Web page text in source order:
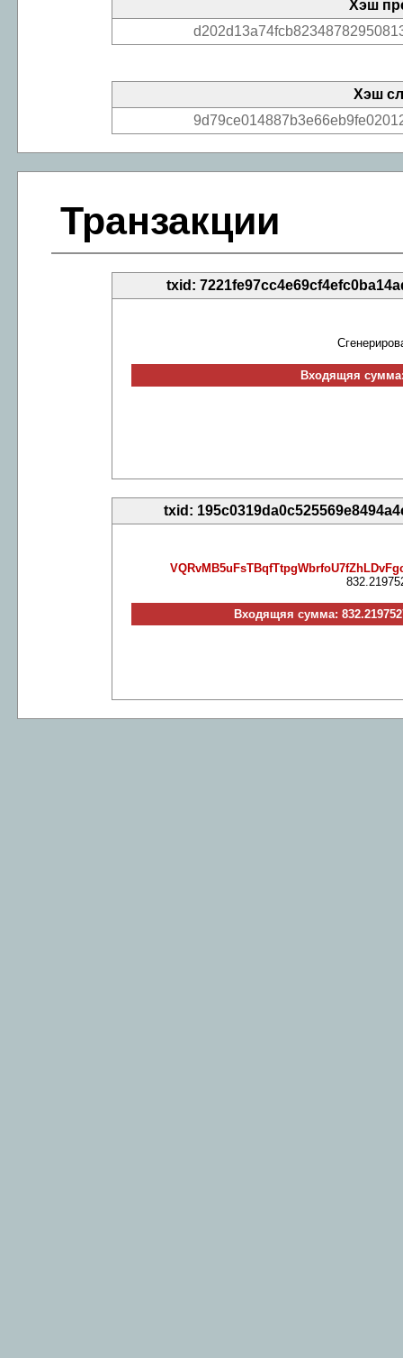
Хэш
Хэш
Транзакции
txid:
Входящяя
txid:
Входящяя сумма: